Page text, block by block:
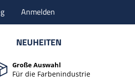
Anmelden
NEUHEITEN
Große Auswahl
Für die Farbenindustrie